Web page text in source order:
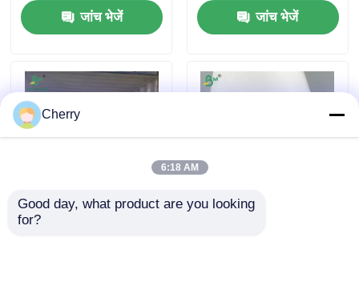
गुणवत्ता नियंत्रण
हमसे संपर्क करें
समाचार
सीएडी प्लॉटर पेपर
जांच भेजें
जांच भेजें
1mm 2mm सफेद रंग कठोर
Cherry
6:18 AM
Good day, what product are you looking
for?